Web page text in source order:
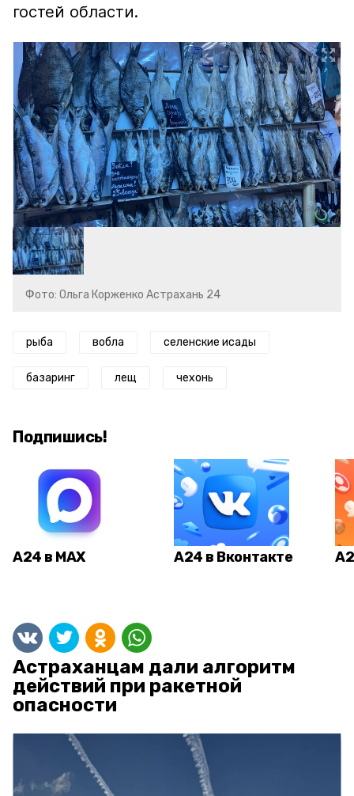
гостей области.
Фото: Ольга Корженко Астрахань 24
рыба вобла селенские исады
базаринг лещ чехонь
Подпишись!
А24 в MAX А24 в Вконтакте
Астраханцам дали алгоритм
действий при ракетной
опасности